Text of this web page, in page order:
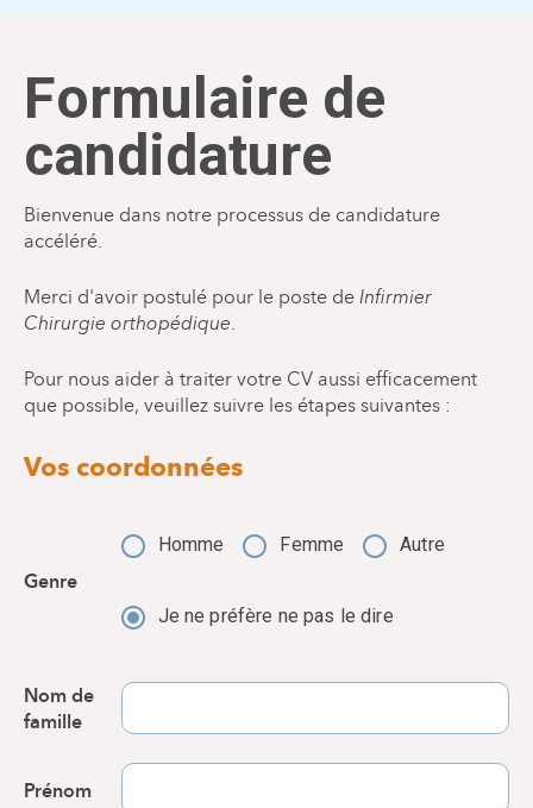
Formulaire de
candidature
Bienvenue dans notre processus de candidature
accéléré.
Merci d'avoir postulé pour le poste de Infirmier
Chirurgie orthopédique.
Pour nous aider à traiter votre CV aussi efficacement
que possible, veuillez suivre les étapes suivantes :
Vos coordonnées
Genre
Homme Femme Autre
Je ne préfère ne pas le dire
Nom de
famille
Prénom